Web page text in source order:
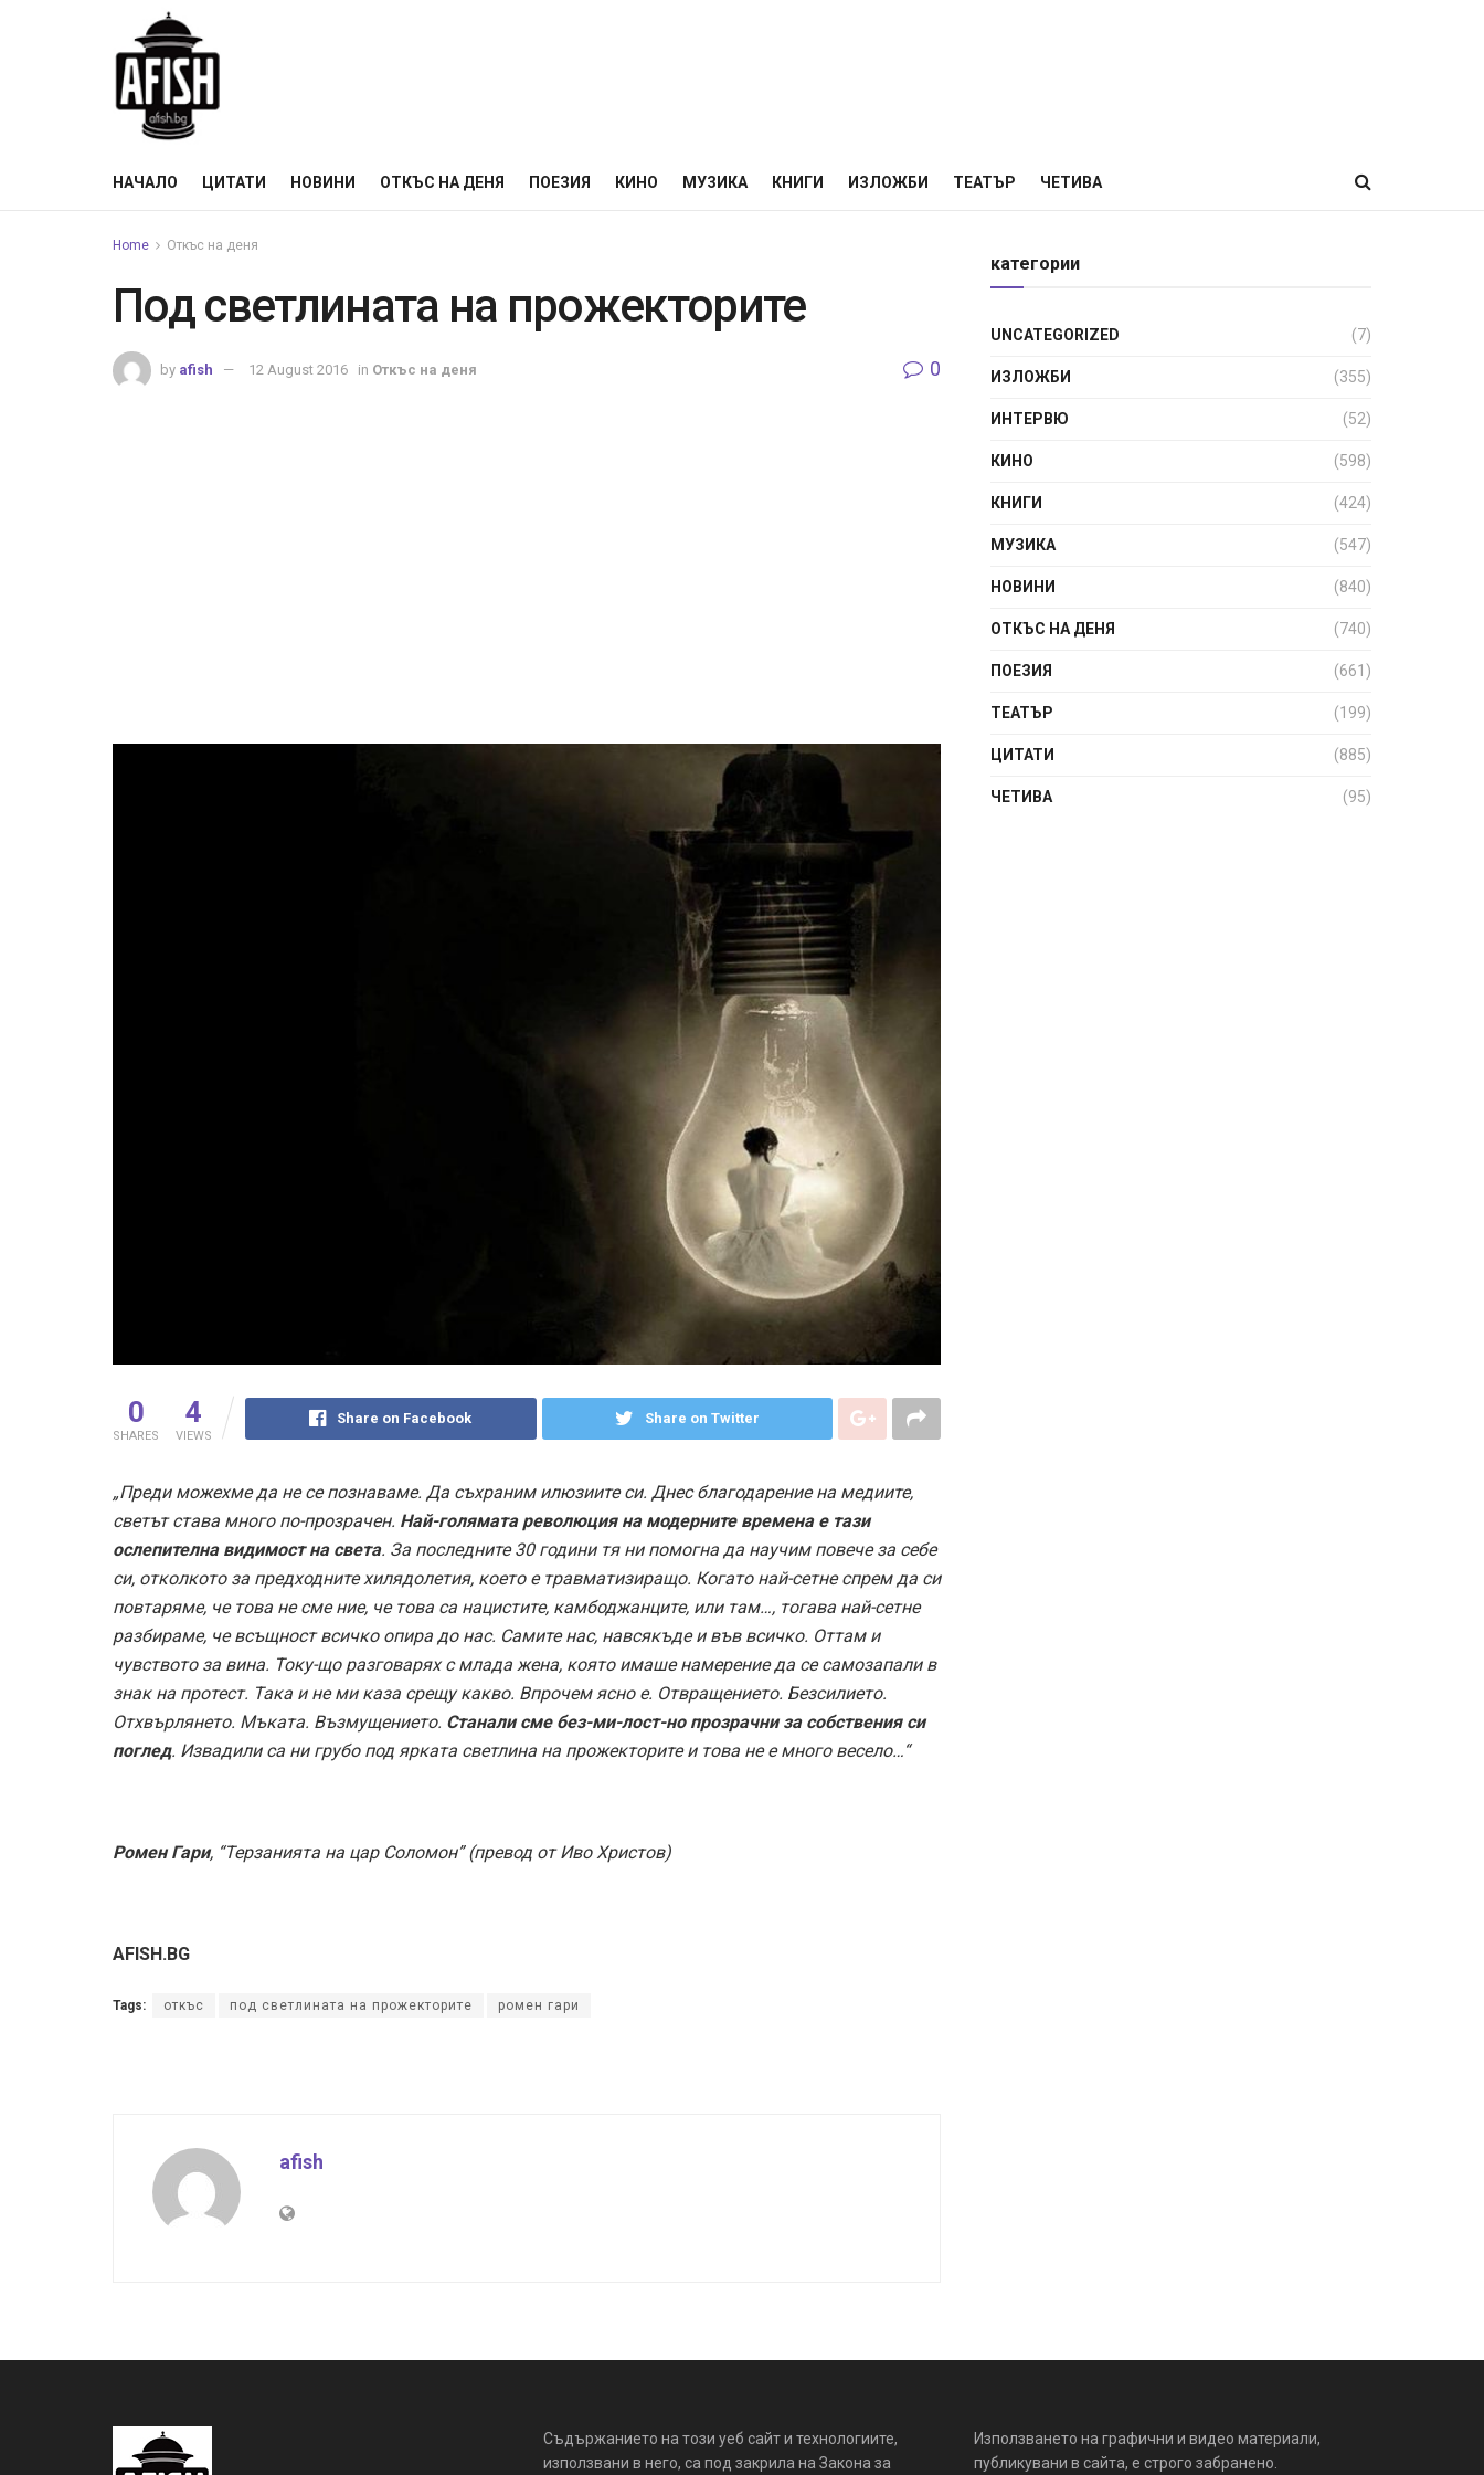
НАЧАЛО ЦИТАТИ НОВИНИ ОТКЪС НА ДЕНЯ ПОЕЗИЯ КИНО МУЗИКА КНИГИ ИЗЛОЖБИ ТЕАТЪР ЧЕТИВА
Home Откъс на деня
Под светлината на прожекторите
by afish 12 August 2016 in Откъс на деня 0
0
SHARES
4
VIEWS
Share on Facebook Share on Twitter
„Преди можехме да не се познаваме. Да съхраним илюзиите си. Днес благодарение на медиите,
светът става много по-прозрачен. Най-голямата революция на модерните времена е тази
ослепителна видимост на света. За последните 30 години тя ни помогна да научим повече за себе
си, отколкото за предходните хилядолетия, което е травматизиращо. Когато най-сетне спрем да си
повтаряме, че това не сме ние, че това са нацистите, камбоджанците, или там…, тогава най-сетне
разбираме, че всъщност всичко опира до нас. Самите нас, навсякъде и във всичко. Оттам и
чувството за вина. Току-що разговарях с млада жена, която имаше намерение да се самозапали в
знак на протест. Така и не ми каза срещу какво. Впрочем ясно е. Отвращението. Безсилието.
Отхвърлянето. Мъката. Възмущението. Станали сме без-ми-лост-но прозрачни за собствения си
поглед. Извадили са ни грубо под ярката светлина на прожекторите и това не е много весело…“
Ромен Гари, “Терзанията на цар Соломон” (превод от Иво Христов)
AFISH.BG
Tags: откъс под светлината на прожекторите ромен гари
afish
категории
UNCATEGORIZED (7)
ИЗЛОЖБИ (355)
ИНТЕРВЮ (52)
КИНО (598)
КНИГИ (424)
МУЗИКА (547)
НОВИНИ (840)
ОТКЪС НА ДЕНЯ (740)
ПОЕЗИЯ (661)
ТЕАТЪР (199)
ЦИТАТИ (885)
ЧЕТИВА (95)
Съдържанието на този уеб сайт и технологиите,
използвани в него, са под закрила на Закона за
Използването на графични и видео материали,
публикувани в сайта, е строго забранено.